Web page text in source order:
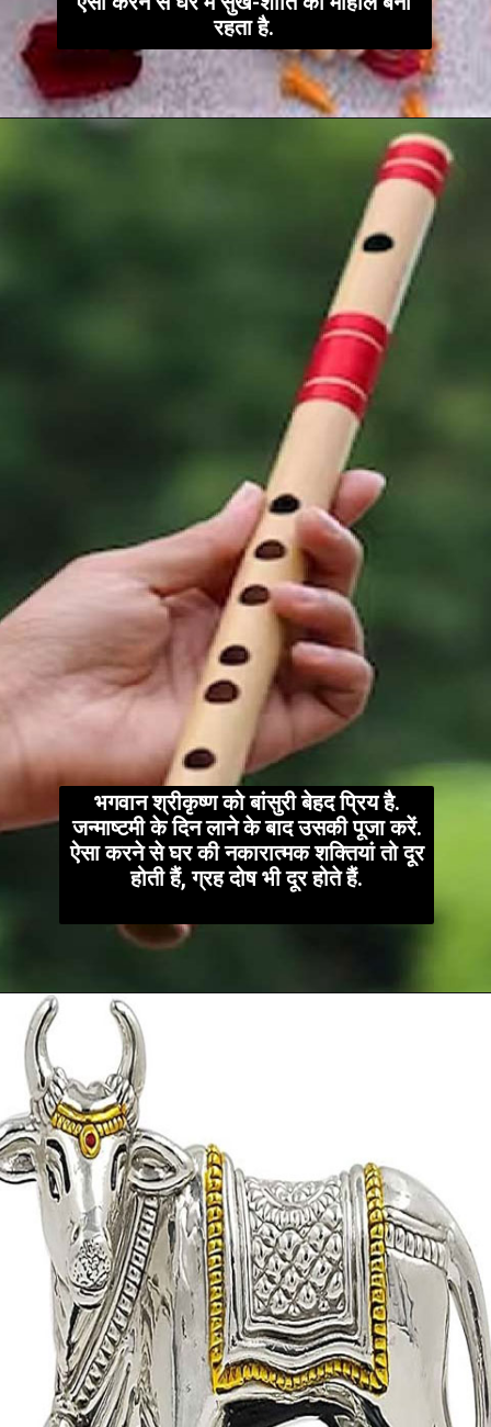
रहता है.
भगवान श्रीकृष्ण को बांसुरी बेहद प्रिय है.
जन्माष्टमी के दिन लाने के बाद उसकी पूजा करें.
ऐसा करने से घर की नकारात्मक शक्तियां तो दूर
होती हैं, ग्रह दोष भी दूर होते हैं.